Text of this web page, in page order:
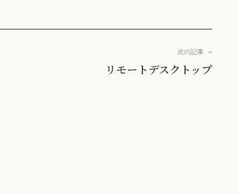
次の記事 →
リモートデスクトップ